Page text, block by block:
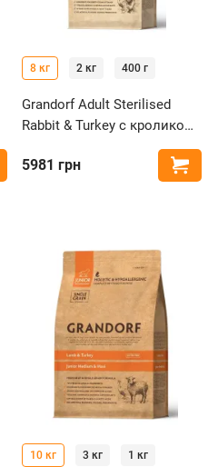
Купить
8 кг 2 кг 400 г
Grandorf Adult Sterilised
Rabbit & Turkey с кроликом
стерилизованных кошек
5981 грн
10 кг 3 кг 1 кг